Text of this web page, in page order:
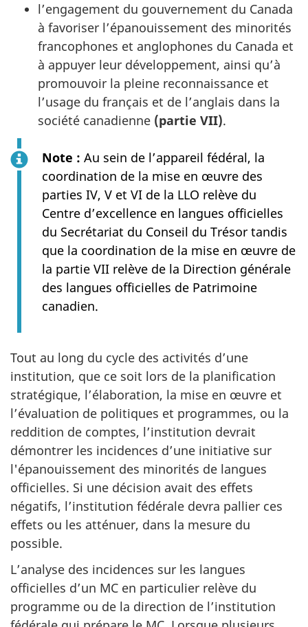
l’engagement du gouvernement du Canada
à favoriser l’épanouissement des minorités
francophones et anglophones du Canada et
à appuyer leur développement, ainsi qu’à
promouvoir la pleine reconnaissance et
l’usage du français et de l’anglais dans la
société canadienne (partie VII).
Note : Au sein de l’appareil fédéral, la
coordination de la mise en œuvre des
parties IV, V et VI de la LLO relève du
Centre d’excellence en langues officielles
du Secrétariat du Conseil du Trésor tandis
que la coordination de la mise en œuvre de
la partie VII relève de la Direction générale
des langues officielles de Patrimoine
canadien.
Tout au long du cycle des activités d’une
institution, que ce soit lors de la planification
stratégique, l’élaboration, la mise en œuvre et
l’évaluation de politiques et programmes, ou la
reddition de comptes, l’institution devrait
démontrer les incidences d’une initiative sur
l'épanouissement des minorités de langues
officielles. Si une décision avait des effets
négatifs, l’institution fédérale devra pallier ces
effets ou les atténuer, dans la mesure du
possible.
L’analyse des incidences sur les langues
officielles d’un MC en particulier relève du
programme ou de la direction de l’institution